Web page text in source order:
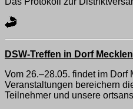
DSW-Treffen in Dorf
Vom 26.–28.05. findet im
Veranstaltungen bereichern
Teilnehmer und unsere